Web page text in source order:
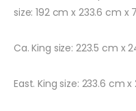
size: 192 cm x 233.6 cm x
Ca. King size: 223.5 cm x
East. King size: 233.6 cm x